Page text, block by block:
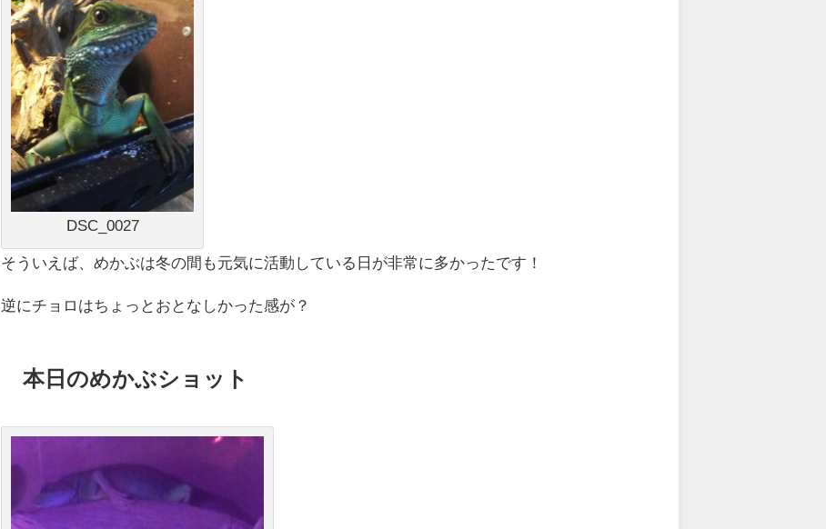
DSC_0027
そういえば、めかぶは冬の間も元気に活動している日が非常に多かったです！
逆にチョロはちょっとおとなしかった感が？
本日のめかぶショット